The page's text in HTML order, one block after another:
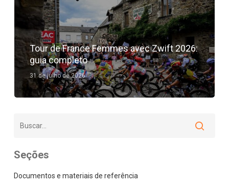
Tour de France Femmes avec Zwift 2026:
guia completo
31 de julho de 2026
Seções
Documentos e materiais de referência